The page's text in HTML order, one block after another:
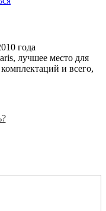
года
лучшее место для
и всего,